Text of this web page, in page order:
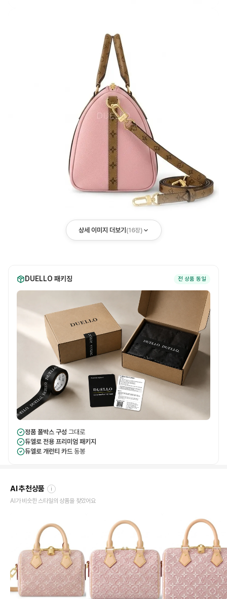
상세 이미지 더보기 (16장)
DUELLO 패키징 전 상품 동일
정품 풀박스 구성 그대로
듀엘로 전용 프리미엄 패키지
듀엘로 개런티 카드 동봉
AI 추천상품 i
AI가 비슷한 스타일의 상품을 찾았어요